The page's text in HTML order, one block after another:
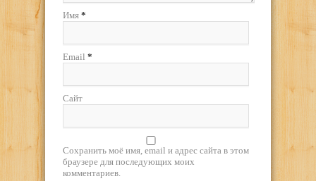
Имя *
Email *
Сайт
Сохранить моё имя, email и адрес сайта в этом
браузере для последующих моих
комментариев.